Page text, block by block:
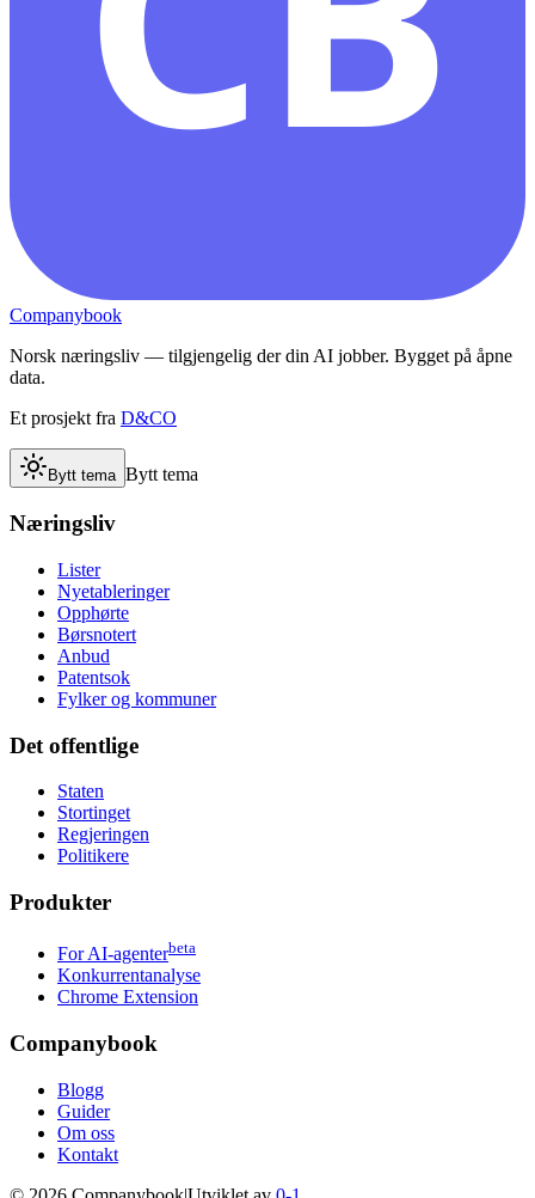
Companybook
Norsk næringsliv — tilgjengelig der din AI jobber. Bygget på åpne
data.
Et prosjekt fra D&CO
Bytt tema Bytt tema
Næringsliv
Lister
Nyetableringer
Opphørte
Børsnotert
Anbud
Patentsok
Fylker og kommuner
Det offentlige
Staten
Stortinget
Regjeringen
Politikere
Produkter
For AI-agenterbeta
Konkurrentanalyse
Chrome Extension
Companybook
Blogg
Guider
Om oss
Kontakt